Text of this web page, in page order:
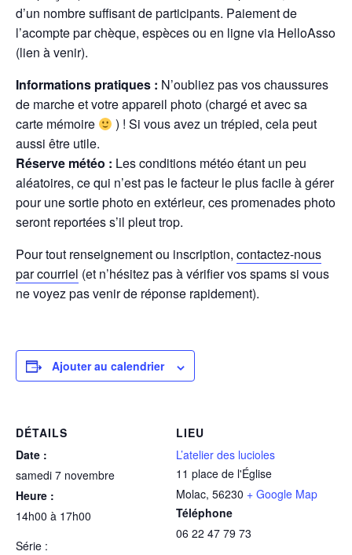
d’un nombre suffisant de participants. Paiement de
l’acompte par chèque, espèces ou en ligne via HelloAsso
(lien à venir).
Informations pratiques : N’oubliez pas vos chaussures
de marche et votre appareil photo (chargé et avec sa
carte mémoire
) ! Si vous avez un trépied, cela peut
aussi être utile.
Réserve météo : Les conditions météo étant un peu
aléatoires, ce qui n’est pas le facteur le plus facile à gérer
pour une sortie photo en extérieur, ces promenades photo
seront reportées s’il pleut trop.
Pour tout renseignement ou inscription, contactez-nous
par courriel (et n’hésitez pas à vérifier vos spams si vous
ne voyez pas venir de réponse rapidement).
Ajouter au calendrier
DÉTAILS
Date :
samedi 7 novembre
Heure :
14h00 à 17h00
Série :
LIEU
L’atelier des lucioles
11 place de l'Église
Molac, 56230 + Google Map
Téléphone
06 22 47 79 73